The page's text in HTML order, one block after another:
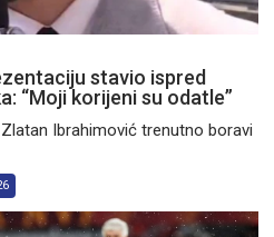
stavio ispred
“Moji korijeni su odatle”
Ibrahimović trenutno boravi